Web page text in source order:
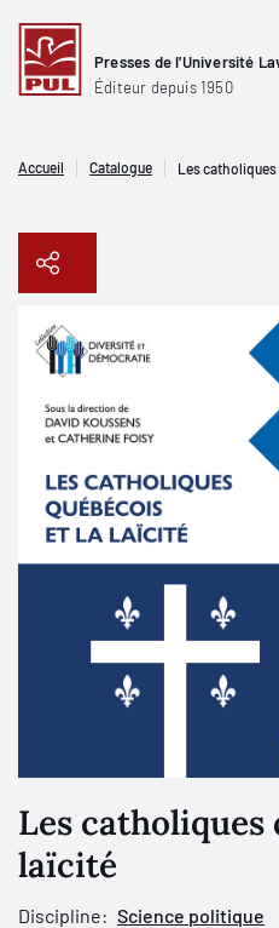
Presses de l'Université
Éditeur depuis 1950
Accueil Catalogue Les
Les catholiques
laïcité
Discipline: Science politique